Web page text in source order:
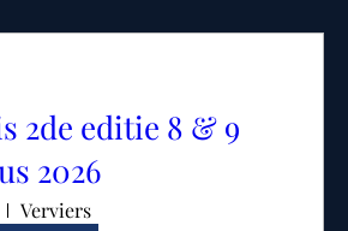
2de editie 8 & 9
2026
Verviers